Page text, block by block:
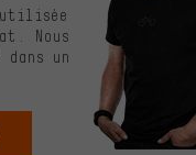
utilisée
Nous
un